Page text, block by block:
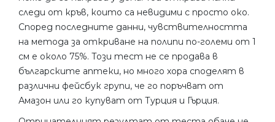
следи от кръв, които са невидими с просто око.
Според последните данни, чувствителността
на метода за откриване на полипи по-големи от 1
см е около 75%. Този тест не се продава в
българските аптеки, но много хора споделят в
различни фейсбук групи, че го поръчват от
Амазон или го купуват от Турция и Гърция.